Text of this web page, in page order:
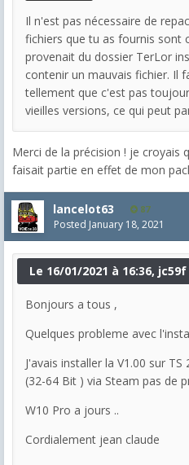
Il n'est pas nécessaire de
fichiers que tu as fournis sont
provenait du dossier TerLor
contenir un mauvais fichier. Il
tellement que c'est pas
vieilles versions, ce qui peut
Merci de la précision ! je croyais
faisait partie en effet de mon
lancelot63 87
Posted January 18, 2021
Le 16/01/2021 à 16:36,
Bonjours a tous ,
Quelques probleme avec
J'avais installer la V1.00 sur
(32-64 Bit ) via Steam pas de
W10 Pro a jours ..
Cordialement jean claude